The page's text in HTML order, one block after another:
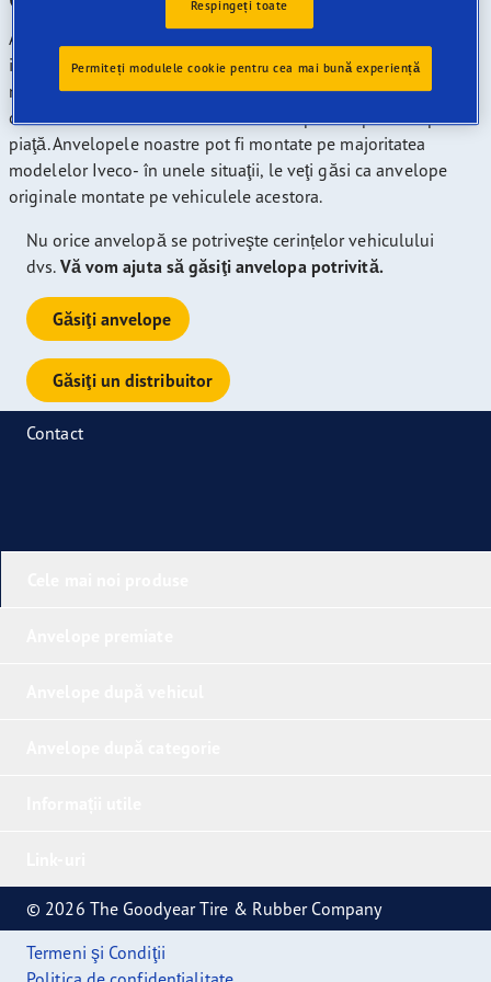
Anvelopele noastre au primit distincţii la mai multe teste
independente, compania noastră fiind lider în domeniul
numărului de tipodimensiuni de anvelope care au primit
calificativul "A" dintre clasele de anvelope europene de pe
piaţă. Anvelopele noastre pot fi montate pe majoritatea
modelelor Iveco- în unele situaţii, le veţi găsi ca anvelope
originale montate pe vehiculele acestora.
Nu orice anvelopă se potriveşte cerințelor vehiculului
dvs. Vă vom ajuta să găsiţi anvelopa potrivită.
Găsiţi anvelope
Găsiţi un distribuitor
Contact
© 2026 The Goodyear Tire & Rubber Company
Termeni şi Condiţii
Respingeți toate
Permiteți modulele cookie pentru cea mai bună experiență